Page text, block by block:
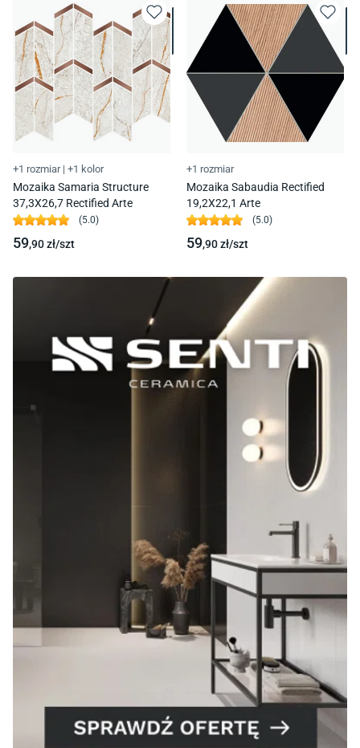
+1 rozmiar | +1 kolor
Mozaika Samaria Structure
37,3X26,7 Rectified Arte
(5.0)
59,90zł/szt
+1 rozmiar
Mozaika Sabaudia Rectified
19,2X22,1 Arte
(5.0)
59,90zł/szt